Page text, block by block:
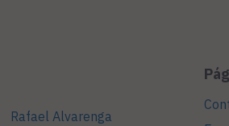
Rafael Alvarenga